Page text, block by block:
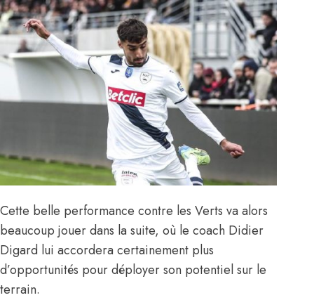
Cette belle performance contre les Verts va alors
beaucoup jouer dans la suite, où le coach Didier
Digard lui accordera certainement plus
d’opportunités pour déployer son potentiel sur le
terrain.